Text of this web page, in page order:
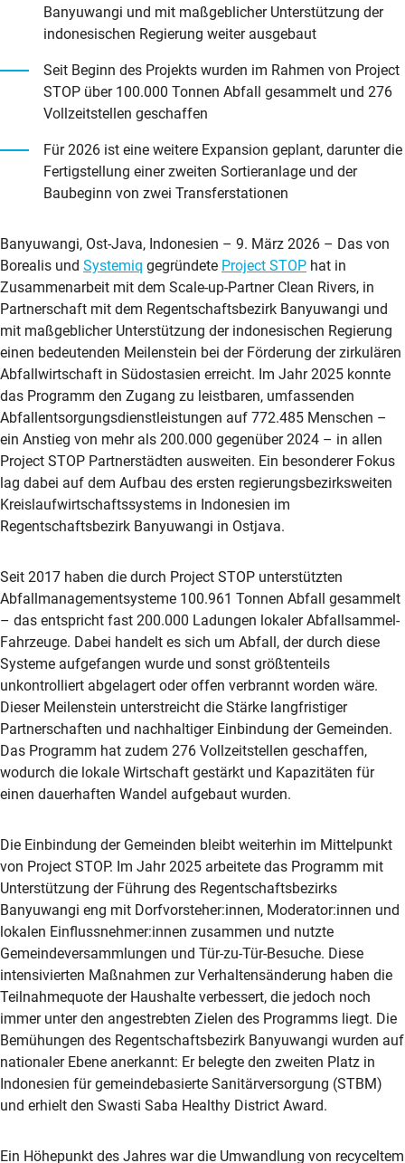
Banyuwangi und mit maßgeblicher Unterstützung der
indonesischen Regierung weiter ausgebaut
Seit Beginn des Projekts wurden im Rahmen von Project
STOP über 100.000 Tonnen Abfall gesammelt und 276
Vollzeitstellen geschaffen
Für 2026 ist eine weitere Expansion geplant, darunter die
Fertigstellung einer zweiten Sortieranlage und der
Baubeginn von zwei Transferstationen
Banyuwangi, Ost-Java, Indonesien – 9. März 2026 – Das von
Borealis und Systemiq gegründete Project STOP hat in
Zusammenarbeit mit dem Scale-up-Partner Clean Rivers, in
Partnerschaft mit dem Regentschaftsbezirk Banyuwangi und
mit maßgeblicher Unterstützung der indonesischen Regierung
einen bedeutenden Meilenstein bei der Förderung der zirkulären
Abfallwirtschaft in Südostasien erreicht. Im Jahr 2025 konnte
das Programm den Zugang zu leistbaren, umfassenden
Abfallentsorgungsdienstleistungen auf 772.485 Menschen –
ein Anstieg von mehr als 200.000 gegenüber 2024 – in allen
Project STOP Partnerstädten ausweiten. Ein besonderer Fokus
lag dabei auf dem Aufbau des ersten regierungsbezirksweiten
Kreislaufwirtschaftssystems in Indonesien im
Regentschaftsbezirk Banyuwangi in Ostjava.
Seit 2017 haben die durch Project STOP unterstützten
Abfallmanagementsysteme 100.961 Tonnen Abfall gesammelt
– das entspricht fast 200.000 Ladungen lokaler Abfallsammel-
Fahrzeuge. Dabei handelt es sich um Abfall, der durch diese
Systeme aufgefangen wurde und sonst größtenteils
unkontrolliert abgelagert oder offen verbrannt worden wäre.
Dieser Meilenstein unterstreicht die Stärke langfristiger
Partnerschaften und nachhaltiger Einbindung der Gemeinden.
Das Programm hat zudem 276 Vollzeitstellen geschaffen,
wodurch die lokale Wirtschaft gestärkt und Kapazitäten für
einen dauerhaften Wandel aufgebaut wurden.
Die Einbindung der Gemeinden bleibt weiterhin im Mittelpunkt
von Project STOP. Im Jahr 2025 arbeitete das Programm mit
Unterstützung der Führung des Regentschaftsbezirks
Banyuwangi eng mit Dorfvorsteher:innen, Moderator:innen und
lokalen Einflussnehmer:innen zusammen und nutzte
Gemeindeversammlungen und Tür-zu-Tür-Besuche. Diese
intensivierten Maßnahmen zur Verhaltensänderung haben die
Teilnahmequote der Haushalte verbessert, die jedoch noch
immer unter den angestrebten Zielen des Programms liegt. Die
Bemühungen des Regentschaftsbezirk Banyuwangi wurden auf
nationaler Ebene anerkannt: Er belegte den zweiten Platz in
Indonesien für gemeindebasierte Sanitärversorgung (STBM)
und erhielt den Swasti Saba Healthy District Award.
Ein Höhepunkt des Jahres war die Umwandlung von recyceltem